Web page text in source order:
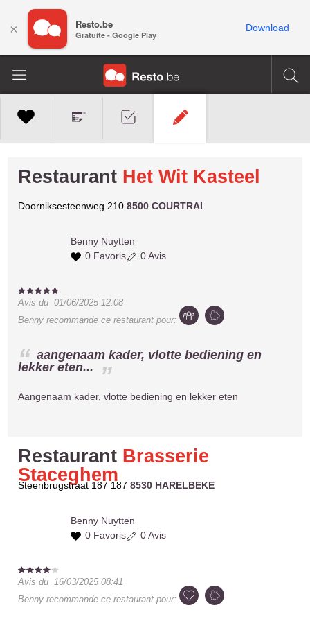
Restaurant Het Wit Kasteel
Doorniksesteenweg 2108500 COURTRAI
Benny Nuytten
0 Favoris
0 Avis
Avis du01/06/2025 12:08
Benny recommande ce restaurant pour:
aangenaam kader, vlotte bediening en
lekker eten...
Aangenaam kader, vlotte bediening en lekker eten
Restaurant Brasserie
Staceghem
Steenbrugstraat 187 1878530 HARELBEKE
Benny Nuytten
0 Favoris
0 Avis
Avis du16/03/2025 08:41
Benny recommande ce restaurant pour:
× Resto.be
Gratuite - Google Play
Download